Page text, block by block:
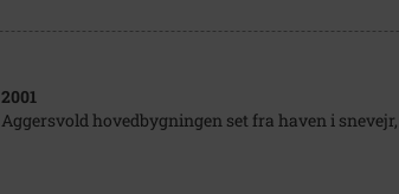
2001
Aggersvold hovedbygningen set fra haven i